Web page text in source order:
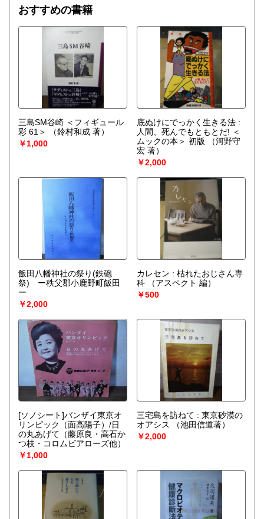
おすすめの書籍
三島SM谷崎 ＜フィギュール
彩 61＞
（鈴村和成 著）
￥1,000
底ぬけにでっかく生きる法 :
人間、死んでもともとだ! ＜
ムックの本＞ 初版
（河野守
宏 著）
￥2,000
飯田八幡神社の祭り(鉄砲
祭) ー秩父郡小鹿野町飯田
ー
￥2,000
カレセン : 枯れたおじさん専
科
（アスペクト 編）
￥500
[ソノシート]バンザイ東京オ
リンピック（面高陽子）/日
の丸あげて（藤原良・高石か
つ枝・コロムビアローズ他）
￥1,000
三宅島を訪ねて : 東京砂漠の
オアシス
（池田信道著）
￥2,000